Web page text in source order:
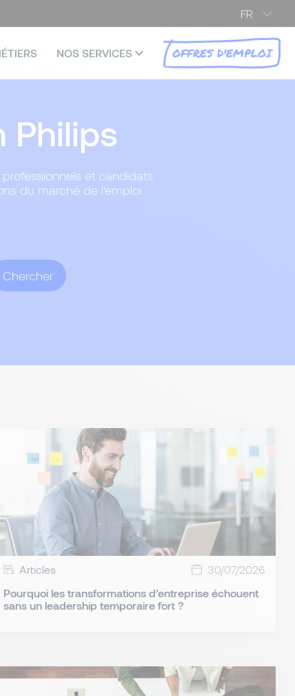
FR
NOS SERVICES OFFRES D'EMPLOI
Philips
et candidats.
du marché de l'emploi.
Chercher
Articles
30/07/2026
Pourquoi les transformations d’entreprise échouent
sans un leadership temporaire fort ?